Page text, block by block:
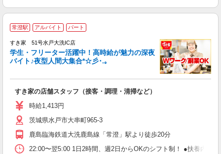
常澄駅 アルバイト パート
すき家 51号水戸大洗IC店
学生・フリーター活躍中！高時給が魅力の深夜
バイト♪夜型人間大集合*☆彡･.｡
すき家の店舗スタッフ（接客・調理・清掃など）
時給1,413円
茨城県水戸市大串町965-3
鹿島臨海鉄道大洗鹿島線「常澄」駅より徒歩20分
22:00〜翌5:00 1日2時間、週2日からOKのシフト制！ ●扶養内勤務